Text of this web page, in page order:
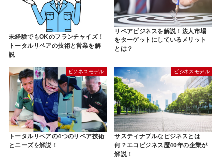
未経験でもOKのフランチャイズ！
トータルリペアの技術と営業を解
説
リペアビジネスを解説！法人市場
をターゲットにしているメリット
とは？
ビジネスモデル
トータルリペアの4つのリペア技術
とニーズを解説！
ビジネスモデル
サスティナブルなビジネスとは
何？エコビジネス歴40年の企業が
解説！